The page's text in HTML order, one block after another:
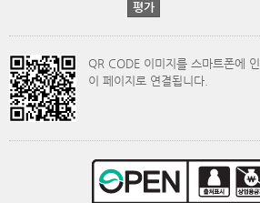
QR CODE 이미지를 스마트폰에
이 페이지로 연결됩니다.